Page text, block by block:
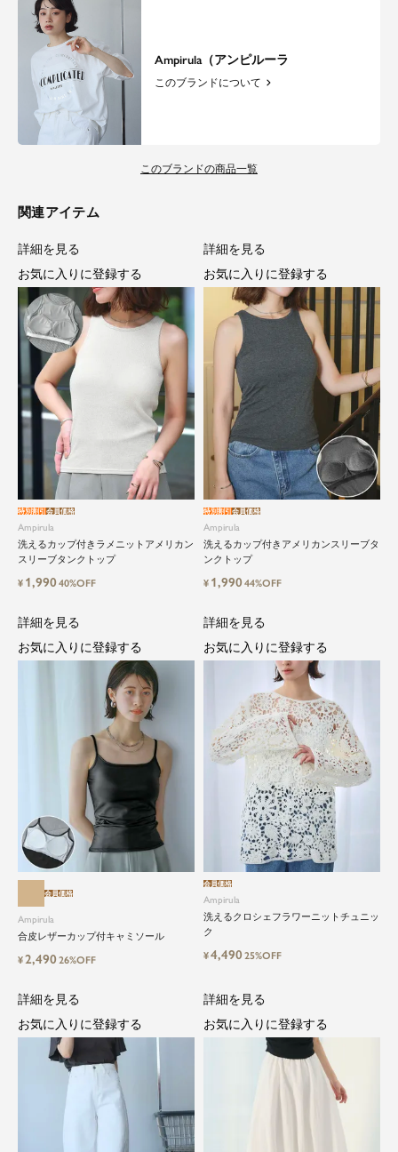
Ampirula（アンピルーラ
このブランドについて
このブランドの商品一覧
関連アイテム
Ampirula
洗えるカップ付きラメニットアメリカン
スリーブタンクトップ
特別割引会員価格
¥ 1,99040%OFF
詳細を見る
お気に入りに登録する
Ampirula
洗えるカップ付きアメリカンスリーブタ
ンクトップ
特別割引会員価格
¥ 1,99044%OFF
詳細を見る
お気に入りに登録する
Ampirula
合皮レザーカップ付キャミソール
会員価格
¥2,49026%OFF
詳細を見る
お気に入りに登録する
Ampirula
洗えるクロシェフラワーニットチュニッ
ク
会員価格
¥4,49025%OFF
詳細を見る
お気に入りに登録する
詳細を見る
お気に入りに登録する
詳細を見る
お気に入りに登録する